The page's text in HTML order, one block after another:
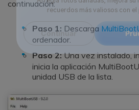
Reparador de
recuerdos más valiosos con el
Continuar
continuación:
Paso 1: Descarga
ordenador.
Paso 2: Una vez instalado,
inicia la aplicación
unidad USB de la lista.